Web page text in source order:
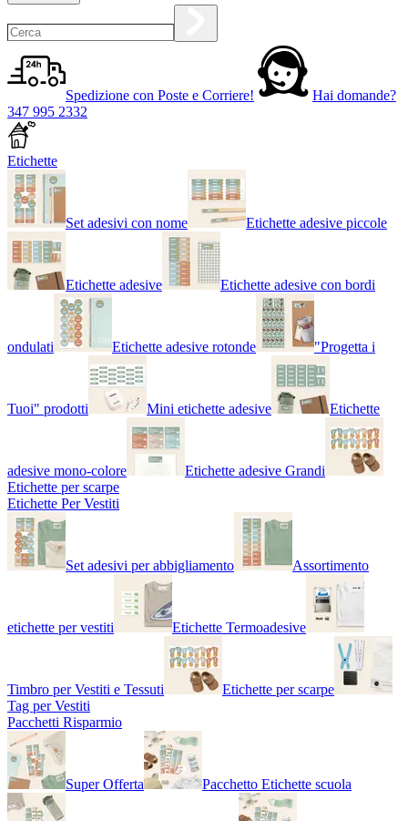
Spedizione con Poste e Corriere!
Hai domande?
347 995 2332
Etichette
Set adesivi con nome Etichette adesive piccole
Etichette adesive Etichette adesive con bordi
ondulati Etichette adesive rotonde "Progetta i
Tuoi" prodotti Mini etichette adesive Etichette
adesive mono-colore
Etichette adesive Grandi
Etichette per scarpe
Etichette Per Vestiti
Set adesivi per abbigliamento Assortimento
etichette per vestiti Etichette Termoadesive
Timbro per Vestiti e Tessuti
Etichette per scarpe
Tag per Vestiti
Pacchetti Risparmio
Super Offerta Pacchetto Etichette scuola